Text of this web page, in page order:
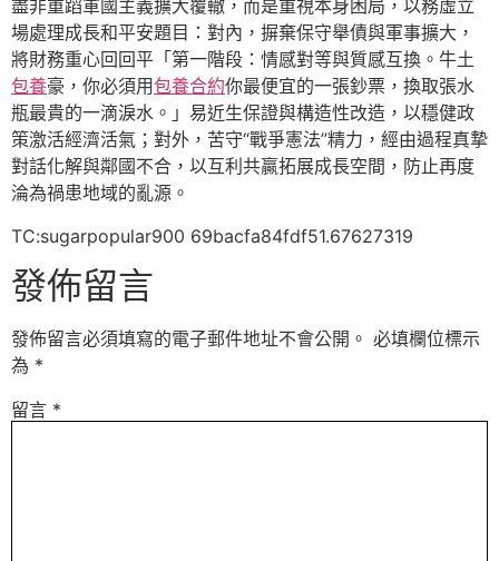
盡非重蹈軍國主義擴大覆轍，而是重視本身困局，以務虛立
場處理成長和平安題目：對內，摒棄保守舉債與軍事擴大，
將財務重心回回平「第一階段：情感對等與質感互換。牛土
包養豪，你必須用包養合約你最便宜的一張鈔票，換取張水
瓶最貴的一滴淚水。」易近生保證與構造性改造，以穩健政
策激活經濟活氣；對外，苦守“戰爭憲法”精力，經由過程真摯
對話化解與鄰國不合，以互利共贏拓展成長空間，防止再度
淪為禍患地域的亂源。
TC:sugarpopular900 69bacfa84fdf51.67627319
發佈留言
發佈留言必須填寫的電子郵件地址不會公開。 必填欄位標示
為 *
留言 *